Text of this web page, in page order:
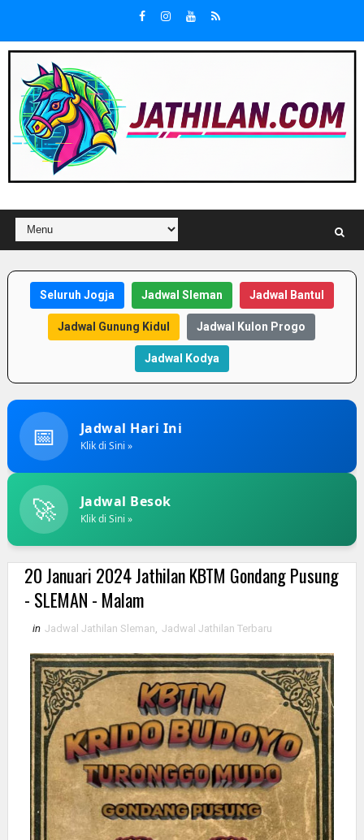
Seluruh Jogja Jadwal Sleman Jadwal Bantul
Jadwal Gunung Kidul Jadwal Kulon Progo
Jadwal Kodya
📅 Jadwal Hari Ini
Klik di Sini »
🚀 Jadwal Besok
Klik di Sini »
20 Januari 2024 Jathilan KBTM Gondang Pusung
- SLEMAN - Malam
in Jadwal Jathilan Sleman Jadwal Jathilan Terbaru